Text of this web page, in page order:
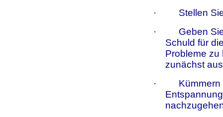
·
Stellen
·
Geben
Schuld für
Probleme zu
zunächst
·